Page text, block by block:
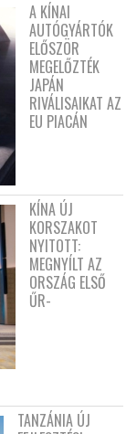
A KÍNAI
AUTÓGYÁRTÓK
ELŐSZÖR
MEGELŐZTÉK
JAPÁN
RIVÁLISAIKAT AZ
EU PIACÁN
KÍNA ÚJ
KORSZAKOT
NYITOTT:
MEGNYÍLT AZ
ORSZÁG ELSŐ
ŰR-
TANZÁNIA ÚJ